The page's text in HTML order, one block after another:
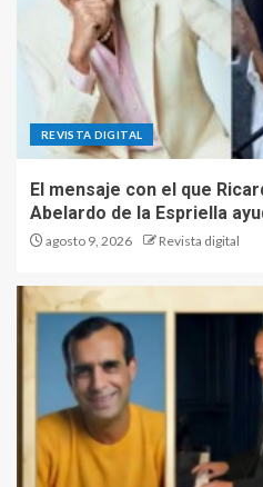
REVISTA DIGITAL
El mensaje con el que
Abelardo de la Espriella
agosto 9, 2026 Revista digital